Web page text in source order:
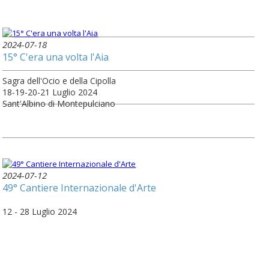
2024-07-18
15° C'era una volta l'Aia
Sagra dell'Ocio e della Cipolla
18-19-20-21 Luglio 2024
Sant'Albino di Montepulciano
2024-07-12
49° Cantiere Internazionale d'Arte
12 - 28 Luglio 2024